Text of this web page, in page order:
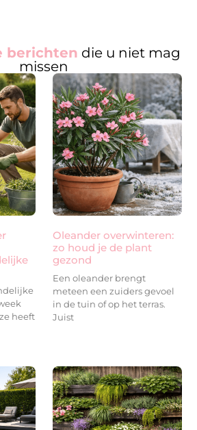
berichten die u niet mag
missen
heeft
Oleander overwinteren:
zo houd je de plant
gezond
Een oleander brengt
meteen een zuiders gevoel
in de tuin of op het terras.
Juist